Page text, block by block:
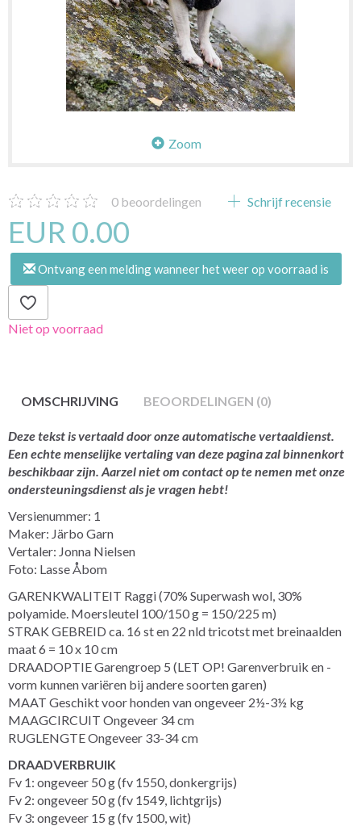
Zoom
0 beoordelingen Schrijf recensie
EUR 0.00
Ontvang een melding wanneer het weer op voorraad is
Niet op voorraad
OMSCHRIJVING BEOORDELINGEN (0)
Deze tekst is vertaald door onze automatische vertaaldienst.
Een echte menselijke vertaling van deze pagina zal binnenkort
beschikbaar zijn. Aarzel niet om contact op te nemen met onze
ondersteuningsdienst als je vragen hebt!
Versienummer: 1
Maker: Järbo Garn
Vertaler: Jonna Nielsen
Foto: Lasse Åbom
GARENKWALITEIT Raggi (70% Superwash wol, 30%
polyamide. Moersleutel 100/150 g = 150/225 m)
STRAK GEBREID ca. 16 st en 22 nld tricotst met breinaalden
maat 6 = 10 x 10 cm
DRAADOPTIE Garengroep 5 (LET OP! Garenverbruik en -
vorm kunnen variëren bij andere soorten garen)
MAAT Geschikt voor honden van ongeveer 2½-3½ kg
MAAGCIRCUIT Ongeveer 34 cm
RUGLENGTE Ongeveer 33-34 cm
DRAADVERBRUIK
Fv 1: ongeveer 50 g (fv 1550, donkergrijs)
Fv 2: ongeveer 50 g (fv 1549, lichtgrijs)
Fv 3: ongeveer 15 g (fv 1500, wit)